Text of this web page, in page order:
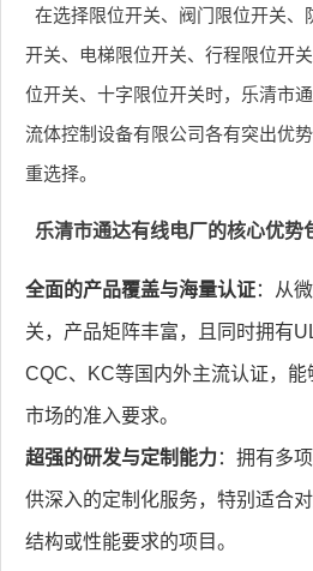
在选择限位开关、阀门限位开关、
开关、电梯限位开关、行程限位开
位开关、十字限位开关时，乐清市
流体控制设备有限公司各有突出优
重选择。
乐清市通达有线电厂的核心优势
全面的产品覆盖与海量认证：从
关，产品矩阵丰富，且同时拥有
CQC、KC等国内外主流认证，
市场的准入要求。
超强的研发与定制能力：拥有多
供深入的定制化服务，特别适合
结构或性能要求的项目。